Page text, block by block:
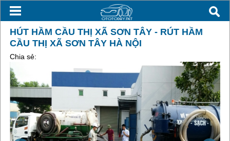
HÚT HẦM CẦU THỊ XÃ SƠN TÂY - RÚT HẦM
CẦU THỊ XÃ SƠN TÂY HÀ NỘI
Chia sẻ: